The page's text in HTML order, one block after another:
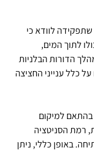
לוודא כי
לתוך המים,
הדורות הבלניות
כלל ענייני החציצה
למיקום
רמת הסניטציה
באופן כללי, ניתן